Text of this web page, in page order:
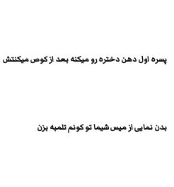
پسره اول دهن دختره رو میکنه بعد از کوص میکنتش
بدن نمایی از میس شیما تو کونم تلمبه بزن